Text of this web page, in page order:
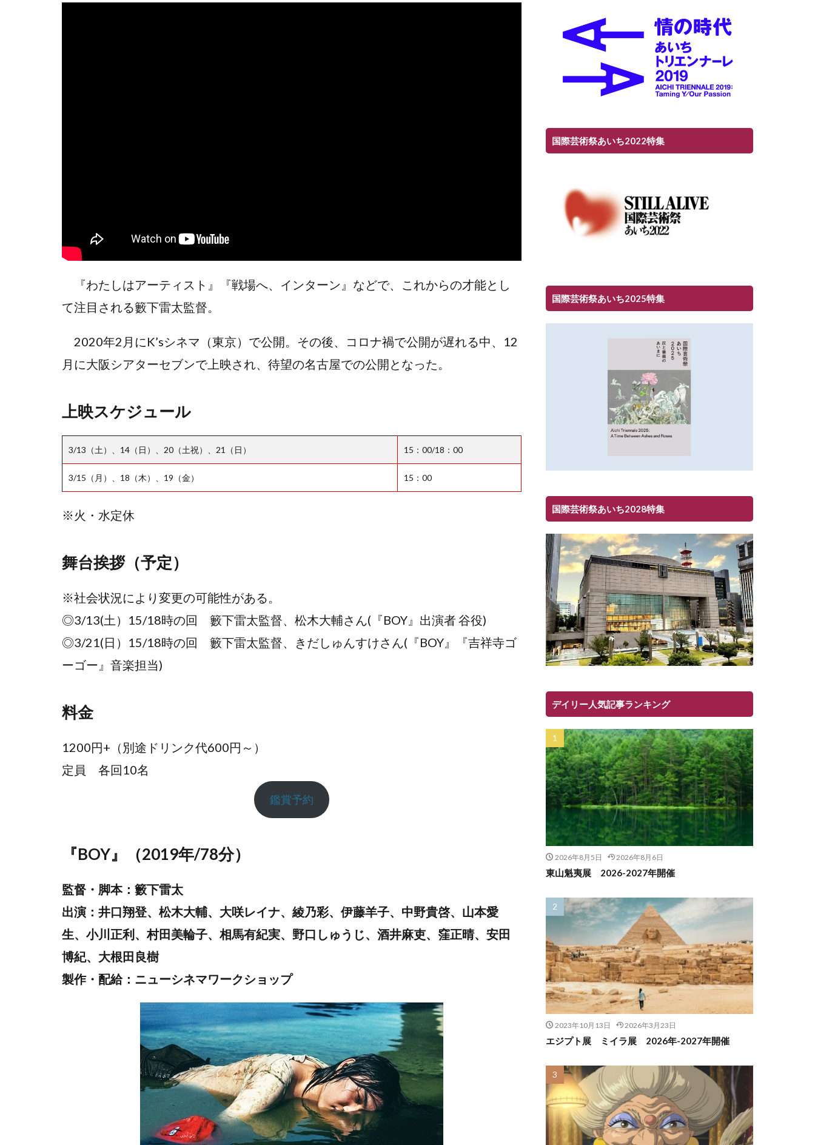
『わたしはアーティスト』『戦場へ、インターン』などで、これからの才能とし
て注目される籔下雷太監督。
2020年2月にK’sシネマ（東京）で公開。その後、コロナ禍で公開が遅れる中、12
月に大阪シアターセブンで上映され、待望の名古屋での公開となった。
上映スケジュール
3/13（土）、14（日）、20（土祝）、21（日） 15：00/18：00
3/15（月）、18（木）、19（金） 15：00
※火・水定休
舞台挨拶（予定）
※社会状況により変更の可能性がある。
◎3/13(土）15/18時の回 籔下雷太監督、松木大輔さん(『BOY』出演者 谷役)
◎3/21(日）15/18時の回 籔下雷太監督、きだしゅんすけさん(『BOY』『吉祥寺ゴ
ーゴー』音楽担当)
料金
1200円+（別途ドリンク代600円～）
定員 各回10名
鑑賞予約
『BOY』（2019年/78分）
監督・脚本：籔下雷太
出演：井口翔登、松木大輔、大咲レイナ、綾乃彩、伊藤羊子、中野貴啓、山本愛
生、小川正利、村田美輪子、相馬有紀実、野口しゅうじ、酒井麻吏、窪正晴、安田
博紀、大根田良樹
製作・配給：ニューシネマワークショップ
国際芸術祭あいち2022特集
国際芸術祭あいち2025特集
国際芸術祭あいち2028特集
デイリー人気記事ランキング
2026年8月5日 2026年8月6日
東山魁夷展 2026-2027年開催
2023年10月13日 2026年3月23日
エジプト展 ミイラ展 2026年-2027年開催